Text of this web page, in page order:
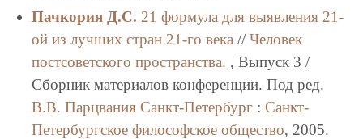
Пачкория Д.С. 21 формула для выявления 21-
ой из лучших стран 21-го века // Человек
постсоветского пространства. , Выпуск 3 /
Сборник материалов конференции. Под ред.
В.В. Парцвания Санкт-Петербург: Санкт-
Петербургское философское общество, 2005.